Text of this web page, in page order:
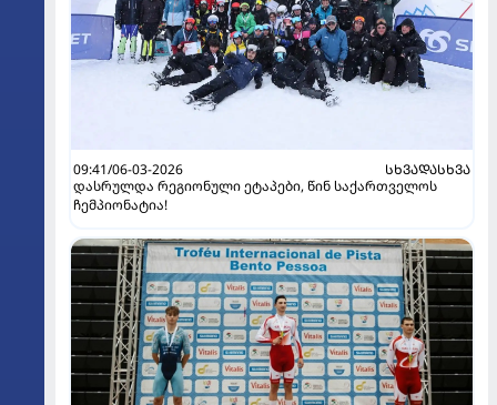
09:41/06-03-2026
ᲡᲮᲕᲐᲓᲐᲡᲮᲕᲐ
დასრულდა რეგიონული ეტაპები, წინ საქართველოს
ჩემპიონატია!